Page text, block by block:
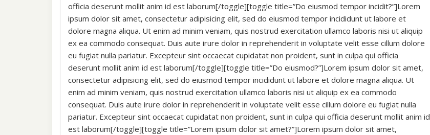
officia deserunt mollit anim id est laborum[/toggle][toggle title=”Do eiusmod tempor incidit?”]Lorem
ipsum dolor sit amet, consectetur adipisicing elit, sed do eiusmod tempor incididunt ut labore et
dolore magna aliqua. Ut enim ad minim veniam, quis nostrud exercitation ullamco laboris nisi ut aliquip
ex ea commodo consequat. Duis aute irure dolor in reprehenderit in voluptate velit esse cillum dolore
eu fugiat nulla pariatur. Excepteur sint occaecat cupidatat non proident, sunt in culpa qui officia
deserunt mollit anim id est laborum[/toggle][toggle title=”Do eiusmod?”]Lorem ipsum dolor sit amet,
consectetur adipisicing elit, sed do eiusmod tempor incididunt ut labore et dolore magna aliqua. Ut
enim ad minim veniam, quis nostrud exercitation ullamco laboris nisi ut aliquip ex ea commodo
consequat. Duis aute irure dolor in reprehenderit in voluptate velit esse cillum dolore eu fugiat nulla
pariatur. Excepteur sint occaecat cupidatat non proident, sunt in culpa qui officia deserunt mollit anim id
est laborum[/toggle][toggle title=”Lorem ipsum dolor sit amet?”]Lorem ipsum dolor sit amet,